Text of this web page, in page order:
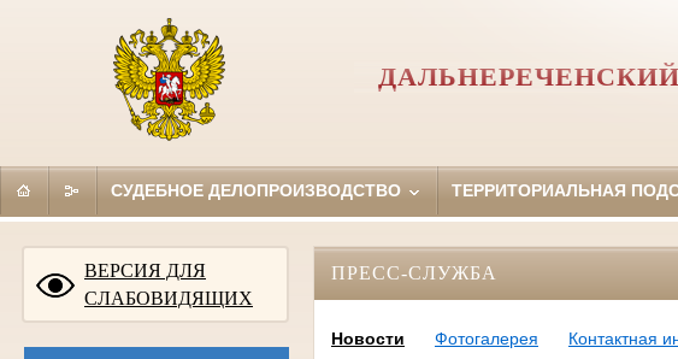
СУДЕБНОЕ ДЕЛОПРОИЗВОДСТВО ТЕРРИТОРИАЛЬНАЯ
ВЕРСИЯ ДЛЯ
СЛАБОВИДЯЩИХ
ПРЕСС-СЛУЖБА
Новости Фотогалерея
Контактная